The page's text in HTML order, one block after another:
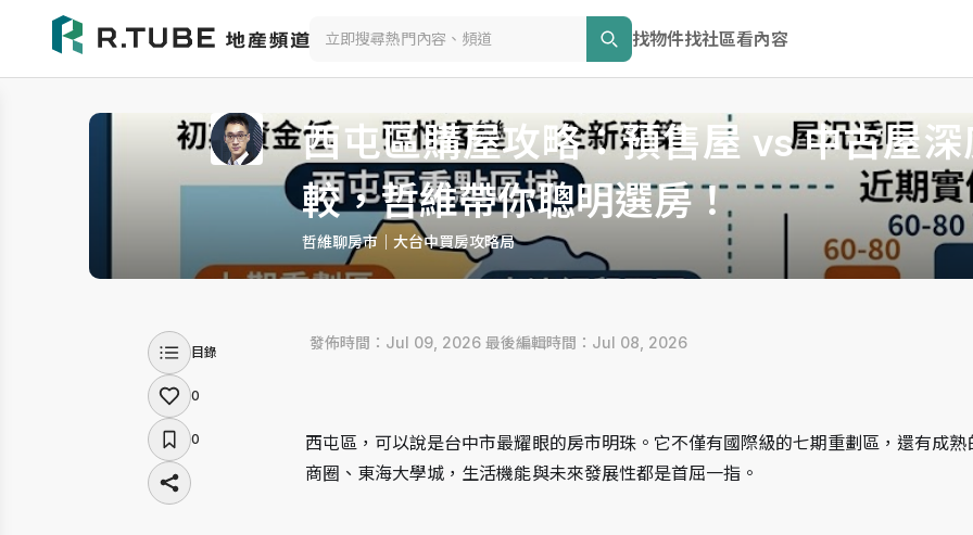
找物件找社區看內容
西屯區購屋攻略：預售屋 vs 中古屋
較，哲維帶你聰明選房！
哲維聊房市｜大台中買房攻略局
目錄
0
0
發佈時間：Jul 09, 2026 最後編輯時間：Jul 08, 2026
西屯區，可以說是台中市最耀眼的房市明珠。它不僅有國際級的七期重劃區，還有成
商圈、東海大學城，生活機能與未來發展性都是首屈一指。